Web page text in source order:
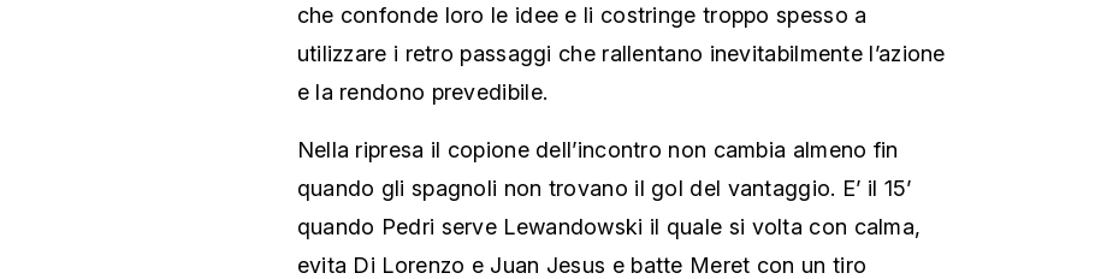
che confonde loro le idee e li costringe troppo spesso a
utilizzare i retro passaggi che rallentano inevitabilmente l’azione
e la rendono prevedibile.
Nella ripresa il copione dell’incontro non cambia almeno fin
quando gli spagnoli non trovano il gol del vantaggio. E’ il 15’
quando Pedri serve Lewandowski il quale si volta con calma,
evita Di Lorenzo e Juan Jesus e batte Meret con un tiro